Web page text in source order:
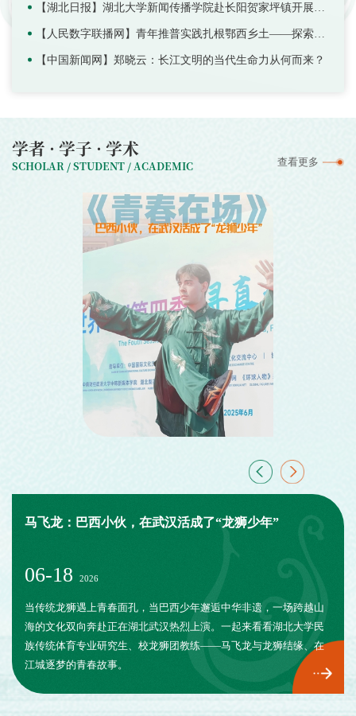
【中国新闻网】郑晓云：长江文明的当代生命力从何而来？
学者 · 学子 · 学术
SCHOLAR / STUDENT / ACADEMIC 查看更多
04-13
马飞龙：巴西小伙，在武汉活成了“龙狮少年”
06-18 2026
当传统龙狮遇上青春面孔，当巴西少年邂逅中华非遗，一场跨越山
海的文化双向奔赴正在湖北武汉热烈上演。一起来看看湖北大学民
族传统体育专业研究生、校龙狮团教练——马飞龙与龙狮结缘、在
江城逐梦的青春故事。
05-13
04-13
06-18